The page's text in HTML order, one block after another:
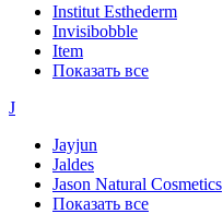
Institut Esthederm
Invisibobble
Item
Показать все
J
Jayjun
Jaldes
Jason Natural Cosmetics
Показать все